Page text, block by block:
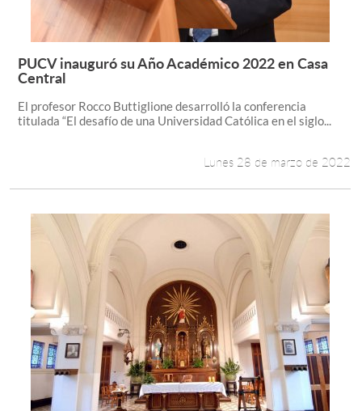
Leer más +
PUCV inauguró su Año Académico 2022 en Casa
Central
El profesor Rocco Buttiglione desarrolló la conferencia
titulada “El desafío de una Universidad Católica en el siglo...
Lunes 28 de marzo de 2022